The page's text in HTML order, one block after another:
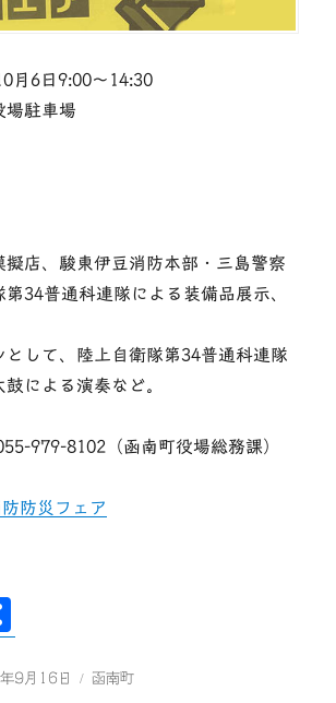
月6日9:00〜14:30
場駐車場
擬店、駿東伊豆消防本部・三島警察
34普通科連隊による装備品展示、
として、陸上自衛隊第34普通科連隊
による演奏など。
979-8102（函南町役場総務課）
防災フェア
有
9月16日
カ
函南町